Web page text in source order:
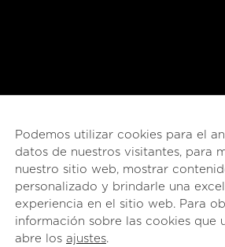
Podemos utilizar cookies para el
datos de nuestros visitantes, para
nuestro sitio web, mostrar
personalizado y brindarle una
experiencia en el sitio web. Para
información sobre las cookies que
abre los ajustes.